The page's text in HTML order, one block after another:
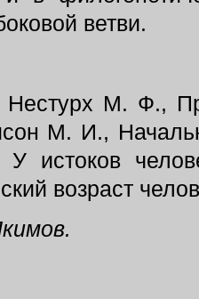
ветви.
Нестурх М. Ф.,
М. И.,
У истоков
возраст